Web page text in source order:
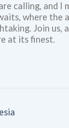
calling, and I
where the
Join us,
at its finest.